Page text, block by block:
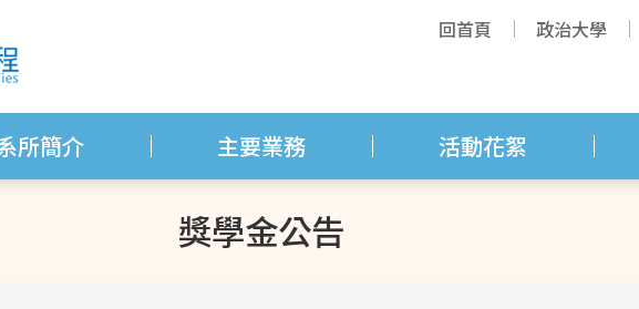
回首頁 政治大學
所簡介 主要業務 活動花絮
獎學金公告